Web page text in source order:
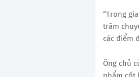
“Trong
trăm
các điểm
Ông chủ